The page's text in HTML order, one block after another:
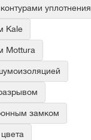
уплотнения
Kale
Mottura
замком